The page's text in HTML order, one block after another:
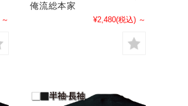
～
俺流総本家
¥2,480(税込) ～